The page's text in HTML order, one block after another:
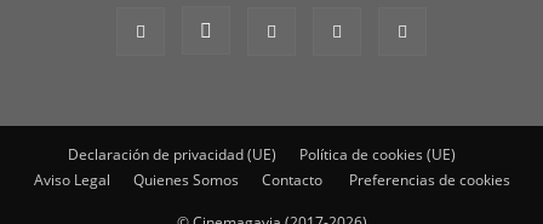
Declaración de privacidad (UE)
Política de cookies (UE)
Aviso Legal
Quienes Somos Contacto Preferencias de cookies